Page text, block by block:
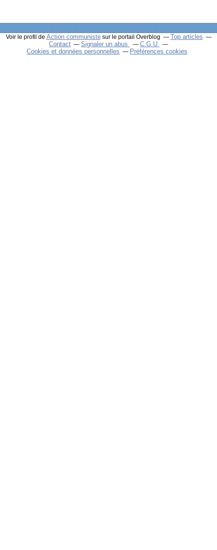
Voir le profil de Action communistesur le portail Overblog
Top articles
Contact
Signaler un abus
C.G.U.
Cookies et données personnelles
Préférences cookies